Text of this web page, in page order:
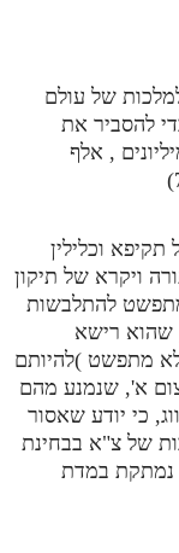
של עולם
להסביר את
, אלף
וכלילין
ויקרא של תיקון
מתפשט להתלבשות
שהוא רישא
מתפשט )להיותם
א', שנמנע מהם
כי יודע שאסור
של צ"א בבחינת
נמתקת במדת